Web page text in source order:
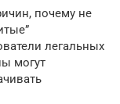
почему не
легальных
могут